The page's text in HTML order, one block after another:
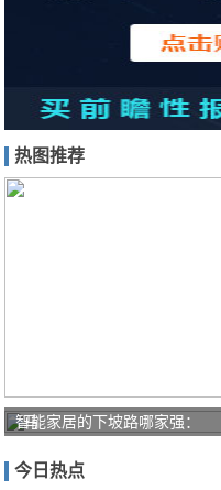
热图推荐
马
三个
智能家居的下坡路哪家强：
今日热点